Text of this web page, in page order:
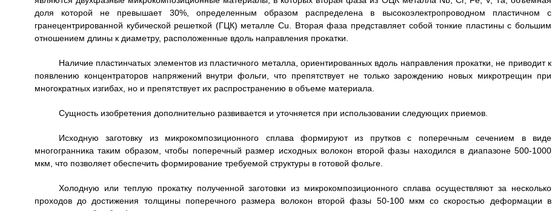
доля которой не превышает 30%, определенным образом распределена в высокоэлектропроводном пластичном с
гранецентрированной кубической решеткой (ГЦК) металле Cu. Вторая фаза представляет собой тонкие пластины с большим
отношением длины к диаметру, расположенные вдоль направления прокатки.
Наличие пластинчатых элементов из пластичного металла, ориентированных вдоль направления прокатки, не приводит к
появлению концентраторов напряжений внутри фольги, что препятствует не только зарождению новых микротрещин при
многократных изгибах, но и препятствует их распространению в объеме материала.
Сущность изобретения дополнительно развивается и уточняется при использовании следующих приемов.
Исходную заготовку из микрокомпозиционного сплава формируют из прутков с поперечным сечением в виде
многогранника таким образом, чтобы поперечный размер исходных волокон второй фазы находился в диапазоне 500-1000
мкм, что позволяет обеспечить формирование требуемой структуры в готовой фольге.
Холодную или теплую прокатку полученной заготовки из микрокомпозиционного сплава осуществляют за несколько
проходов до достижения толщины поперечного размера волокон второй фазы 50-100 мкм со скоростью деформации в